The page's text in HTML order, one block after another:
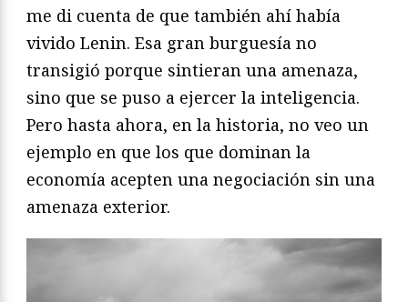
me di cuenta de que también ahí había
vivido Lenin. Esa gran burguesía no
transigió porque sintieran una amenaza,
sino que se puso a ejercer la inteligencia.
Pero hasta ahora, en la historia, no veo un
ejemplo en que los que dominan la
economía acepten una negociación sin una
amenaza exterior.